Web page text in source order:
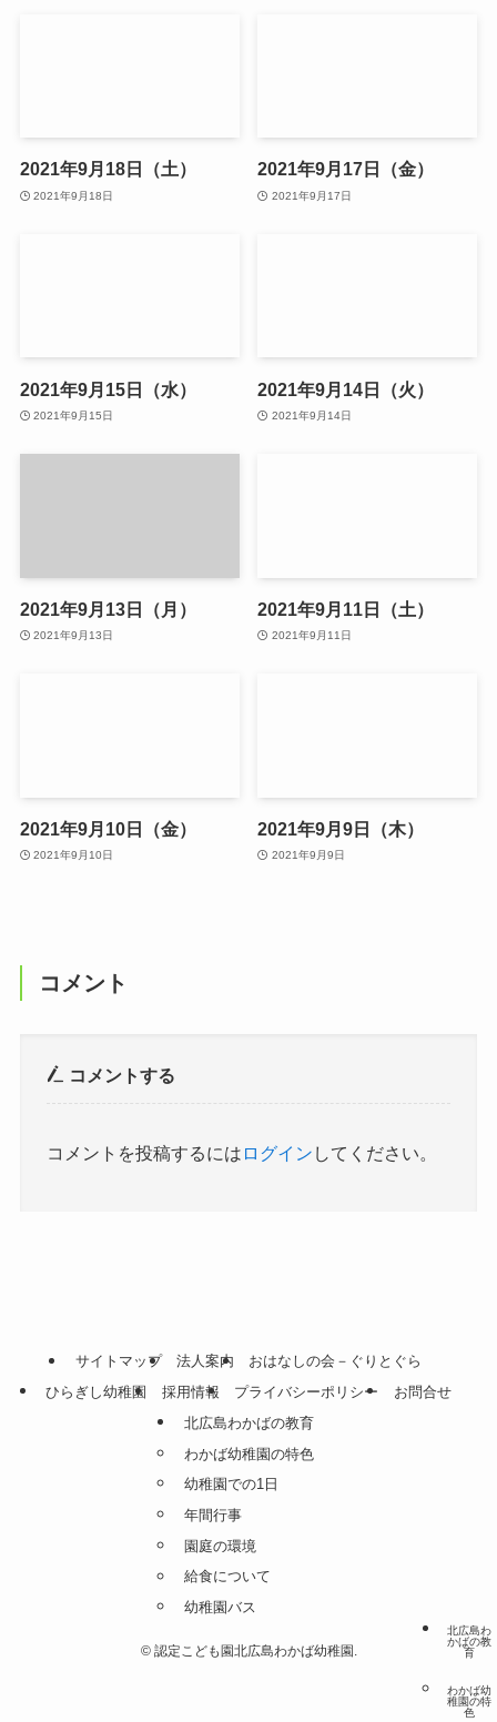
2021年9月18日（土）
2021年9月18日
2021年9月17日（金）
2021年9月17日
2021年9月15日（水）
2021年9月15日
2021年9月14日（火）
2021年9月14日
2021年9月13日（月）
2021年9月13日
2021年9月11日（土）
2021年9月11日
2021年9月10日（金）
2021年9月10日
2021年9月9日（木）
2021年9月9日
コメント
コメントする
コメントを投稿するには ログイン してください。
サイトマップ 法人案内
おはなしの会－ぐりとぐら
ひらぎし幼稚園
採用情報 プライバシーポリシー
お問合せ
北広島わかばの教育
わかば幼稚園の特色
幼稚園での1日
年間行事
園庭の環境
給食について
幼稚園バス
©認定こども園北広島わかば幼稚園.
北広島わ
かばの教
育
わかば幼
稚園の特
色